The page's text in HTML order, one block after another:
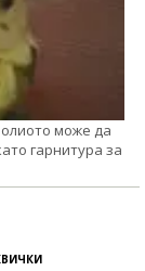
може да
гарнитура за